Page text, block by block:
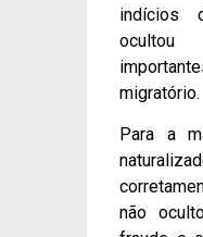
indícios
migratório.
Para a
não